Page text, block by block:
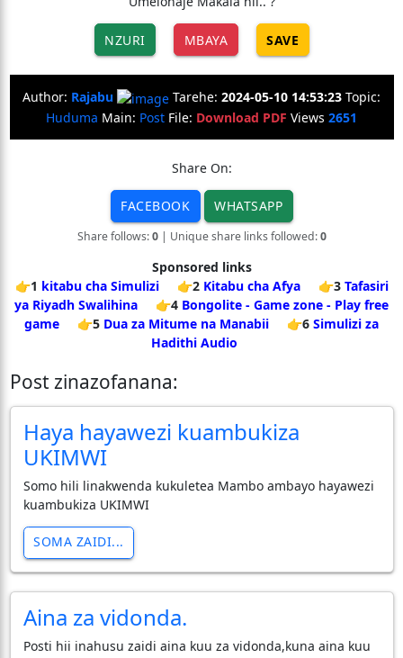
NZURI MBAYA SAVE
Author: Rajabu Tarehe: 2024-05-10 14:53:23 Topic:
Huduma Main: Post File: Download PDF Views 2651
Share On:
FACEBOOK WHATSAPP
Share follows:0| Unique share links followed:0
Sponsored links
👉1 kitabu cha Simulizi 👉2 Kitabu cha Afya 👉3 Tafasiri
ya Riyadh Swalihina
👉4 Bongolite - Game zone - Play free
game
👉5 Dua za Mitume na Manabii 👉6 Simulizi za
Hadithi Audio
Post zinazofanana:
Haya hayawezi kuambukiza
UKIMWI
Somo hili linakwenda kukuletea Mambo ambayo hayawezi
kuambukiza UKIMWI
SOMA ZAIDI...
Aina za vidonda.
Posti hii inahusu zaidi aina kuu za vidonda,kuna aina kuu